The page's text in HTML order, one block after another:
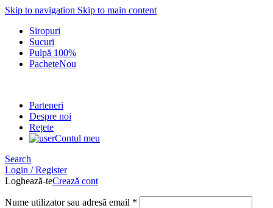
Skip to navigation Skip to main content
Siropuri
Sucuri
Pulpă 100%
PacheteNou
Parteneri
Despre noi
Rețete
Contul meu
Search
Login / Register
Loghează-teCrează cont
Nume utilizator sau adresă email *